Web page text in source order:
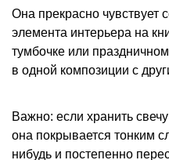
Она прекрасно чувствует
элемента интерьера на
тумбочке или
в одной композиции с
Важно: если хранить
она покрывается тонким
нибудь и постепенно